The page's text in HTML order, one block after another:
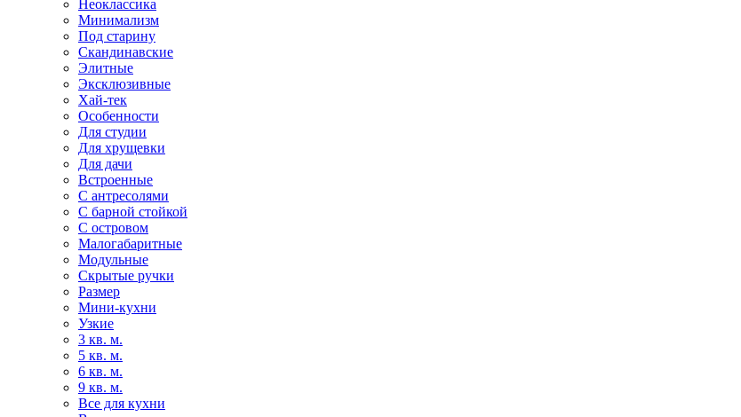
Неоклассика
Минимализм
Под старину
Скандинавские
Элитные
Эксклюзивные
Хай-тек
Особенности
Для студии
Для хрущевки
Для дачи
Встроенные
С антресолями
С барной стойкой
С островом
Малогабаритные
Модульные
Скрытые ручки
Размер
Мини-кухни
Узкие
3 кв. м.
5 кв. м.
6 кв. м.
9 кв. м.
Все для кухни